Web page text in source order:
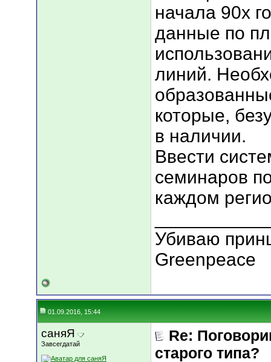
начала 90х
данные по
линий.
которые,
в наличии.
Ввести
семинаров
каждом
Убиваю
Greenpeace
01.09.2016, 15:44
саняЯ
Завсегдатай
Re:
старого типа?